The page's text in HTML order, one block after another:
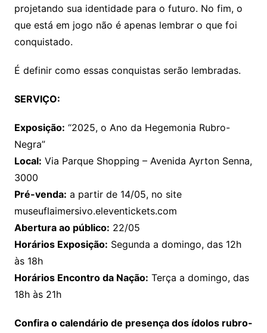
projetando sua identidade para o futuro. No fim, o
que está em jogo não é apenas lembrar o que foi
conquistado.
É definir como essas conquistas serão lembradas.
SERVIÇO:
Exposição: “2025, o Ano da Hegemonia Rubro-
Negra”
Local: Via Parque Shopping – Avenida Ayrton Senna,
3000
Pré-venda: a partir de 14/05, no site
museuflaimersivo.eleventickets.com
Abertura ao público: 22/05
Horários Exposição: Segunda a domingo, das 12h
às 18h
Horários Encontro da Nação: Terça a domingo, das
18h às 21h
Confira o calendário de presença dos ídolos rubro-